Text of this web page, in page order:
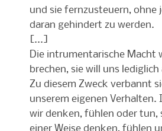
und sie fernzusteuern, ohne
daran gehindert zu werden.
[...]
Die intrumentarische Macht
brechen, sie will uns
Zu diesem Zweck verbannt
unserem eigenen Verhalten.
wir denken, fühlen oder tun,